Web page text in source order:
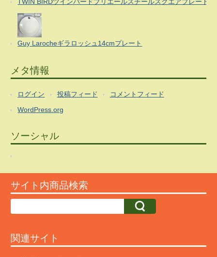
Guy Larocheギラロッシュ14cmプレート
メタ情報
ログイン 投稿フィード コメントフィード
WordPress.org
ソーシャル
サイト内商品検索
関連サイト